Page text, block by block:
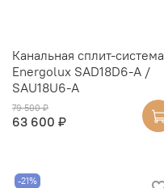
Канальная сплит-система
Energolux SAD18D6-A /
SAU18U6-A
79 500 ₽
63 600 ₽
-21%